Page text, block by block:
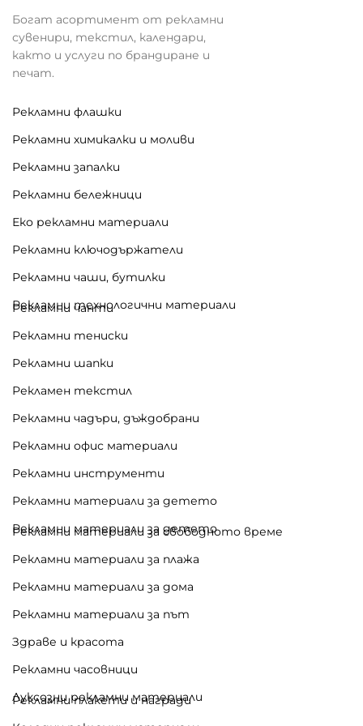
Богат асортимент от рекламни
сувенири, текстил, календари,
както и услуги по брандиране и
печат.
Рекламни флашки
Рекламни химикалки и моливи
Рекламни запалки
Рекламни бележници
Еко рекламни материали
Рекламни ключодържатели
Рекламни чаши, бутилки
Рекламни технологични материали
Рекламни чанти
Рекламни тениски
Рекламни шапки
Рекламен текстил
Рекламни чадъри, дъждобрани
Рекламни офис материали
Рекламни инструменти
Рекламни материали за детето
Рекламни материали за детето
Рекламни материали за свободното време
Рекламни материали за плажа
Рекламни материали за дома
Рекламни материали за път
Здраве и красота
Рекламни часовници
Луксозни рекламни материали
Рекламни плакети и награди